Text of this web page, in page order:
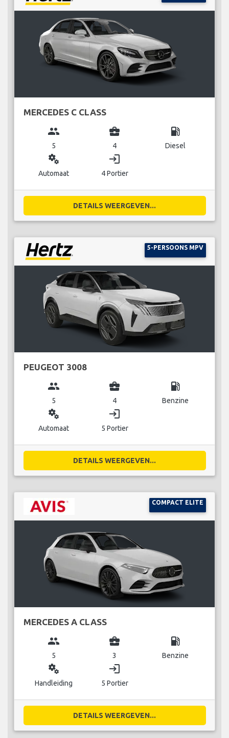
MERCEDES C CLASS
group
5
business_center
4
local_gas_station
Diesel
miscellaneous_services
Automaat
login
4 Portier
DETAILS WEERGEVEN...
5-PERSOONS MPV
PEUGEOT 3008
group
5
business_center
4
local_gas_station
Benzine
miscellaneous_services
Automaat
login
5 Portier
DETAILS WEERGEVEN...
COMPACT ELITE
MERCEDES A CLASS
group
5
business_center
3
local_gas_station
Benzine
miscellaneous_services
Handleiding
login
5 Portier
DETAILS WEERGEVEN...